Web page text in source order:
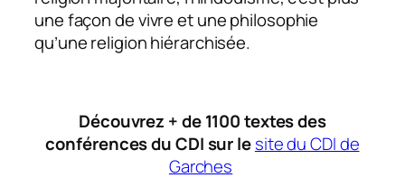
une façon de vivre et une philosophie
qu’une religion hiérarchisée.
Découvrez + de 1100 textes des
conférences du CDI sur lesite du CDI de
Garches